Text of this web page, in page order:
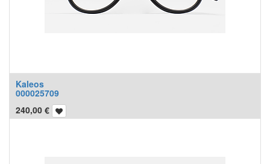
Kaleos
000025709
240,00 €